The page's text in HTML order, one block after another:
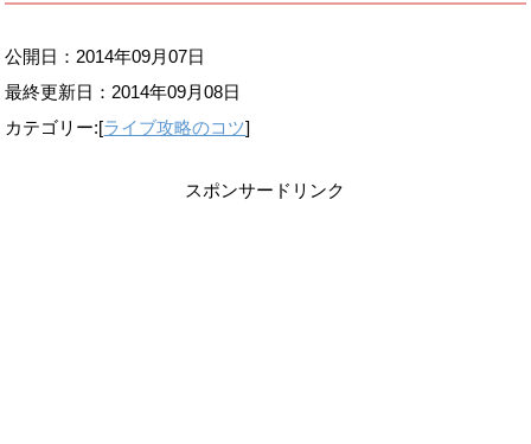
公開日：2014年09月07日
最終更新日： 2014年09月08日
カテゴリー:[ライブ攻略のコツ]
スポンサードリンク